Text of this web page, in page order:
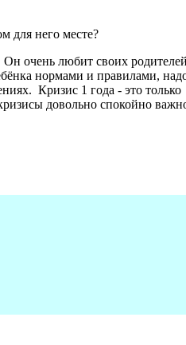
для него месте?
Он очень любит своих
нормами и правилами,
Кризис 1 года - это только
довольно спокойно